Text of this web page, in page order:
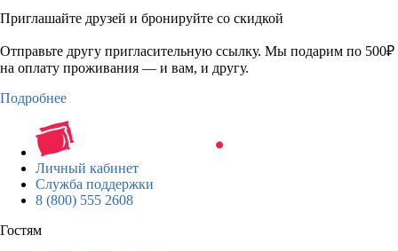
Приглашайте друзей и бронируйте со скидкой
Отправьте другу пригласительную ссылку. Мы подарим по 500₽
на оплату проживания — и вам, и другу.
Подробнее
Личный кабинет
Служба поддержки
8 (800) 555 2608
Гостям